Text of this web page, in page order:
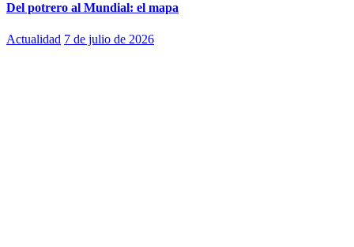
Del potrero al Mundial: el mapa
Actualidad 7 de julio de 2026